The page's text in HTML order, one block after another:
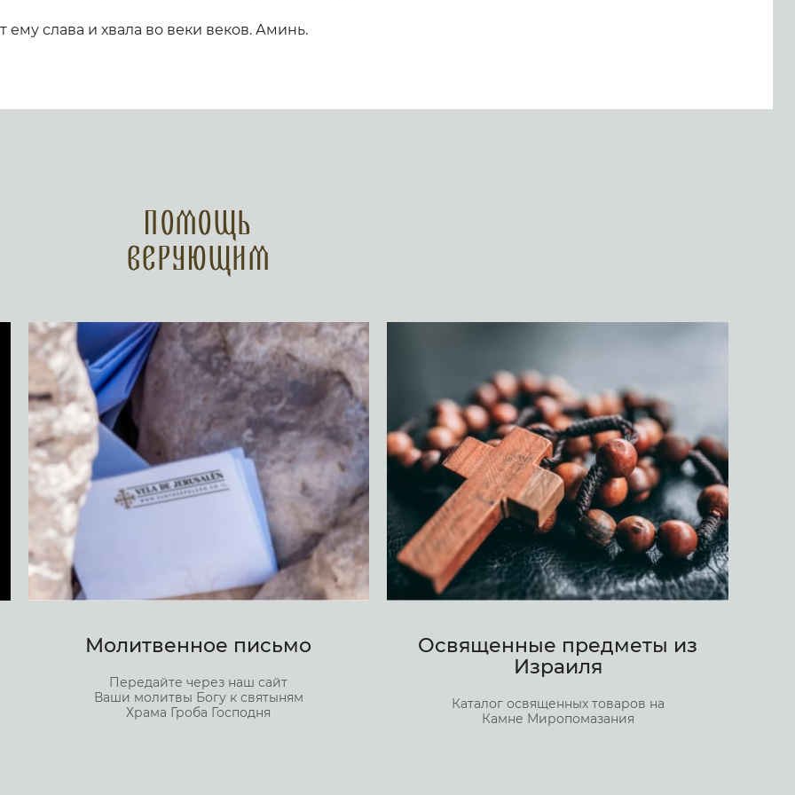
ему слава и хвала во веки веков. Аминь.
Помощь
верующим
Молитвенное письмо
Передайте через наш сайт
Ваши молитвы Богу к святыням
Храма Гроба Господня
Освященные предметы из
Израиля
Каталог освященных товаров на
Камне Миропомазания